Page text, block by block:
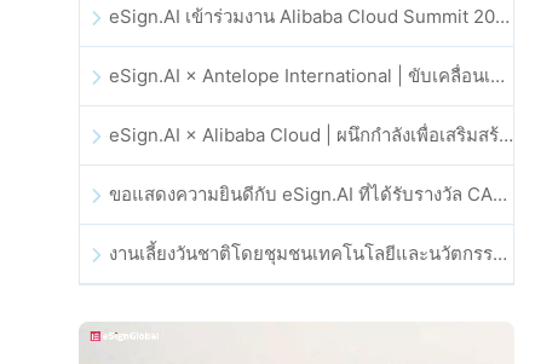
eSign.AI เข้าร่วมงาน Alibaba Cloud Summit 2025 ที่ฮ่องกง เพื่อขับเคลื่อนนวัตกรรมคลาวด์ที่ขับเคลื่อนด้วย AI และความเชื่อมั่นทางดิจิทัล
eSign.AI × Antelope International | ขับเคลื่อนเวิร์กโฟลดิจิทัลที่ปลอดภัยและขับเคลื่อนด้วย AI
eSign.AI × Alibaba Cloud | ผนึกกำลังเพื่อเสริมสร้างความเชื่อมั่นดิจิทัลระดับโลกสำหรับฟินเทค
ขอแสดงความยินดีกับ eSign.AI ที่ได้รับรางวัล CAHK STAR Award 2025
งานเลี้ยงวันชาติโดยชุมชนเทคโนโลยีและนวัตกรรมฮ่องกง